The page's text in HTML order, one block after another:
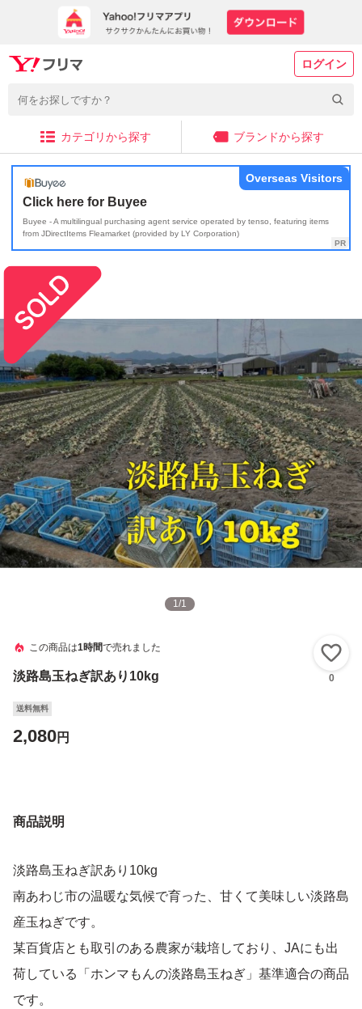
ログイン
カテゴリから探す ブランドから探す
Click here for Buyee
Buyee - A multilingual purchasing agent service operated by tenso, featuring items
from JDirectItems Fleamarket (provided by LY Corporation)
Overseas Visitors
1/1
この商品は1時間で売れました
淡路島玉ねぎ訳あり10kg 0
送料無料
2,080円
商品説明
淡路島玉ねぎ訳あり10kg
南あわじ市の温暖な気候で育った、甘くて美味しい淡路島
産玉ねぎです。
某百貨店とも取引のある農家が栽培しており、JAにも出
荷している「ホンマもんの淡路島玉ねぎ」基準適合の商品
です。